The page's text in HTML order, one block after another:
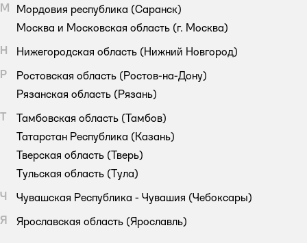
М
Мордовия республика (Саранск)
Москва и Московская область (г. Москва)
Н
Нижегородская область (Нижний Новгород)
Р
Ростовская область (Ростов-на-Дону)
Рязанская область (Рязань)
Т
Тамбовская область (Тамбов)
Татарстан Республика (Казань)
Тверская область (Тверь)
Тульская область (Тула)
Ч
Чувашская Республика - Чувашия (Чебоксары)
Я
Ярославская область (Ярославль)